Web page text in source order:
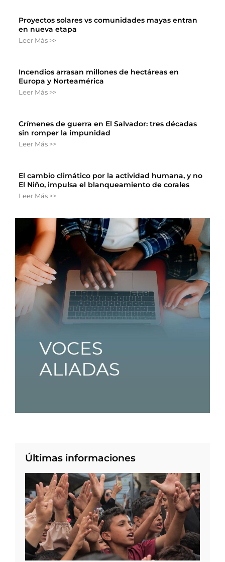
Proyectos solares vs comunidades mayas entran
en nueva etapa
Leer Más >>
Incendios arrasan millones de hectáreas en
Europa y Norteamérica
Leer Más >>
Crímenes de guerra en El Salvador: tres décadas
sin romper la impunidad
Leer Más >>
El cambio climático por la actividad humana, y no
El Niño, impulsa el blanqueamiento de corales
Leer Más >>
Últimas informaciones